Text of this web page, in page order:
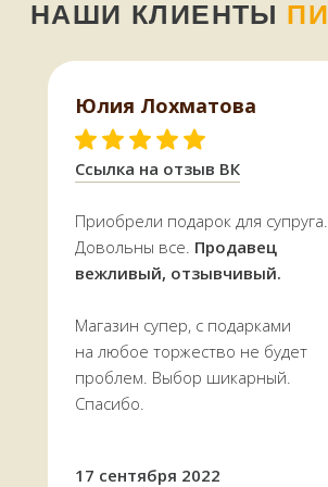
Приобрели подарок для супруга.
Довольны все. Продавец
вежливый, отзывчивый.
Магазин супер, с подарками
на любое торжество не будет
проблем. Выбор шикарный.
Спасибо.
Ссылка на отзыв ВК
Юлия Лохматова
17 сентября 2022
Оплатить можно и наличными,
и картой, в том числе кредитной,
через терминал
Мы работаемс 11 до 19 часов